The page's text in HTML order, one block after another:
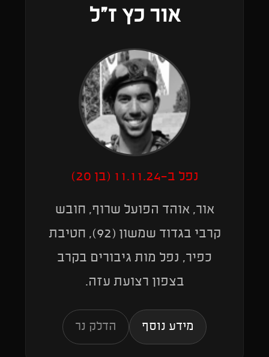
אור כץ ז״ל
נפל ב-11.11.24 (בן 20)
אור, אוהד הפועל שרוף, חובש
קרבי בגדוד שמשון (92), חטיבת
כפיר, נפל מות גיבורים בקרב
בצפון רצועת עזה.
מידע נוסף הדלק נר